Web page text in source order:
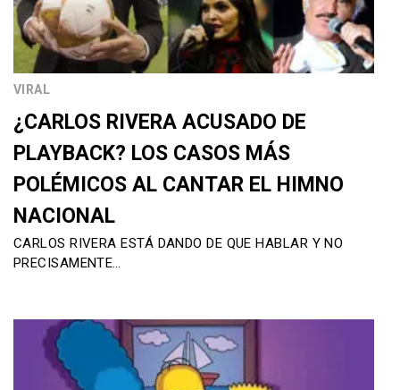
VIRAL
¿CARLOS RIVERA ACUSADO DE
PLAYBACK? LOS CASOS MÁS
POLÉMICOS AL CANTAR EL HIMNO
NACIONAL
CARLOS RIVERA ESTÁ DANDO DE QUE HABLAR Y NO
PRECISAMENTE…